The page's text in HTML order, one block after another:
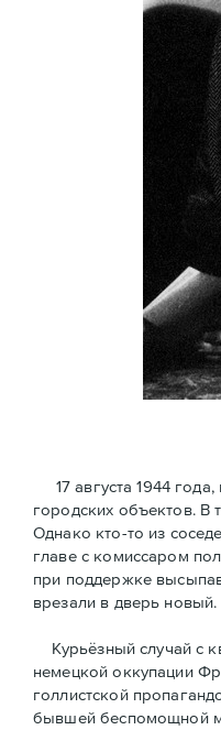
17 августа 1944
городских объектов. В
Однако кто-то из
главе с комиссаром
при поддержке
врезали в дверь новый.
Курьёзный случай с
немецкой оккупации
голлистской
бывшей беспомощной